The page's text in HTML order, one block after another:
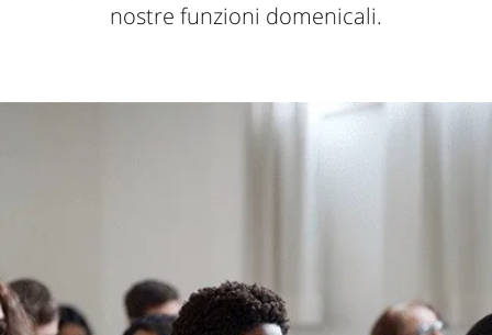
nostre funzioni domenicali.